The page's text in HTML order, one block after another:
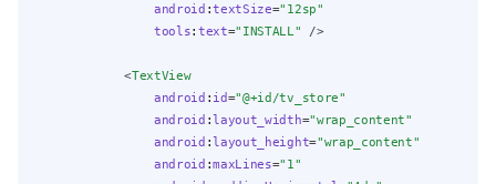
android :textSize="12sp"
tools: text="INSTALL" />
            <
TextView
android : id="@+id/tv_store"
android :layout_width="wrap_content"
android :layout_height="wrap_content"
android :maxLines="1"